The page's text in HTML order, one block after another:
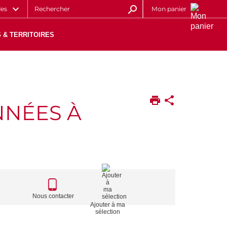
Mon panier
& TERRITOIRES
À
CALL
TO
ACTIONS
Nous contacter
Ajouter à ma
sélection